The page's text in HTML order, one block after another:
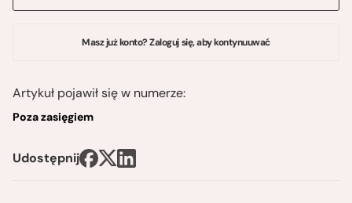
Masz już konto? Zaloguj się, aby kontynuuwać
Artykuł pojawił się w numerze:
Poza zasięgiem
Udostępnij